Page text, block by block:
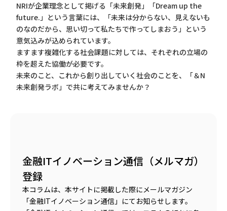
NRIが企業理念として掲げる「未来創発」「Dream up the
future.」という言葉には、「未来は分からない、見えないも
のなのだから、思い切って私たちで作ってしまおう」という
意気込みが込められています。
ますます複雑化する社会課題に対しては、それぞれの立場の
枠を超えた協働が必要です。
未来のこと、これから創り出していく社会のことを、「＆N
未来創発ラボ」で共に考えてみませんか？
金融ITイノベーション通信（メルマガ）
登録
本コラムは、本サイトに掲載した際にメールマガジン
「金融ITイノベーション通信」にてお知らせします。